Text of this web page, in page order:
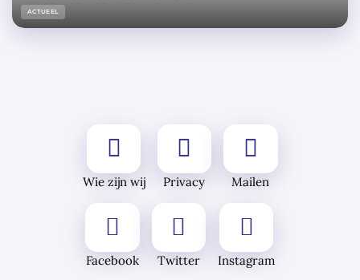
ACTUEEL
Wie zijn wij Privacy Mailen
Facebook Twitter Instagram